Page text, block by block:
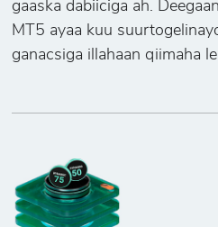
gaaska dabiiciga ah.
MT5 ayaa kuu
ganacsiga illahaan qiimaha